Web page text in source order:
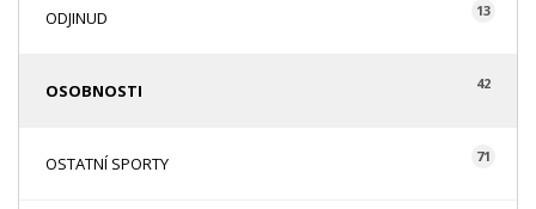
ODJINUD 13
OSOBNOSTI 42
OSTATNÍ SPORTY 71